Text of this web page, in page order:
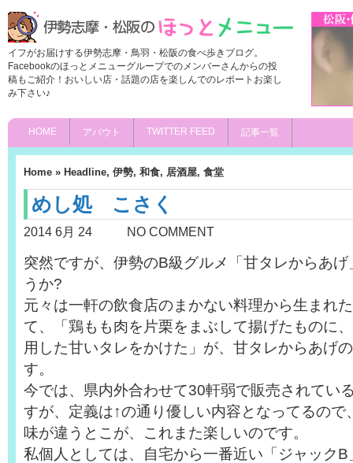
イフがお届けする伊勢志摩・鳥羽・松阪の食べ歩きブログ。
Facebookのほっとメニューグループでのメンバーさんからの投
稿もご紹介！おいしい店・話題の店を楽しんでのレポートお楽し
み下さい♪
HOME アバウト TWITTER FEED 記事一覧
Home » Headline, 伊勢, 和食, 居酒屋, 食堂
めし処 こさく
2014 6月 24 NO COMMENT
突然ですが、伊勢のB級グルメ「甘タレからあ
うか?
元々は一軒の飲食店のまかない料理から生まれ
て、「鶏もも肉を片栗をまぶして揚げたものに
用した甘いタレをかけた」が、甘タレからあげ
す。
今では、県内外合わせて30軒弱で販売されてい
すが、定義は↑の通り優しい内容となってるので
味が違うとこが、これまた楽しいのです。
私個人としては、自宅から一番近い「ジャック